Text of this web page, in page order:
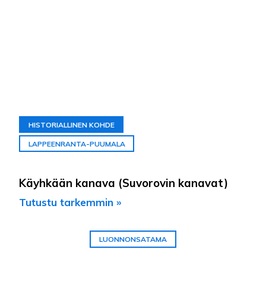
HISTORIALLINEN KOHDE
LAPPEENRANTA-PUUMALA
Käyhkään kanava (Suvorovin kanavat)
Tutustu tarkemmin »
LUONNONSATAMA